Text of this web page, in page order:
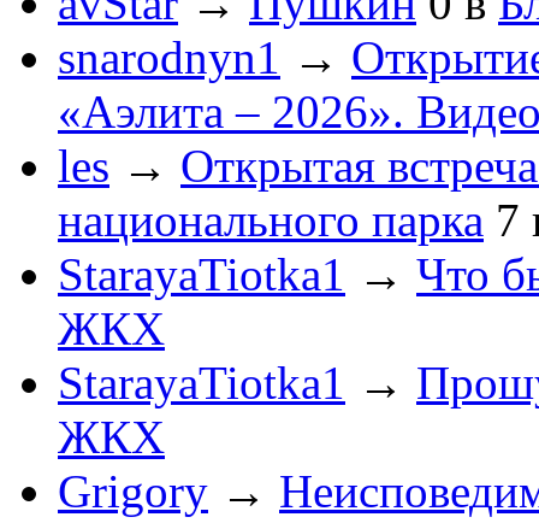
snarodnyn1 →
«Аэлита – 2026».
les → Открытая
национального парка 7
StarayaTiotka1 → Что
ЖКХ
StarayaTiotka1 →
ЖКХ
Grigory →